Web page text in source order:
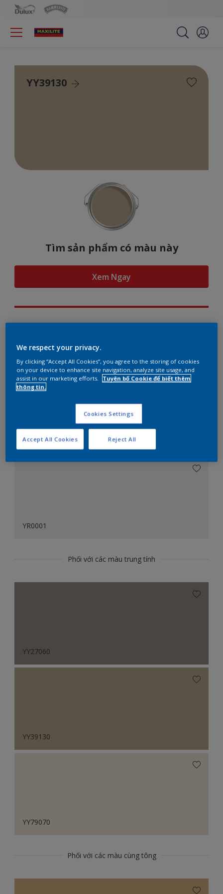
YY39130
Tìm sản phẩm có màu này
Xem Ngay
YR0001
Phối với các màu trung tính
YY27060
YY39130
YY79070
Phối với các màu cùng tông
We respect your privacy.
By clicking “Accept All Cookies”, you agree to the storing of cookies
on your device to enhance site navigation, analyze site usage, and
assist in our marketing efforts.
Tuyên bố Cookie để biết thêm
thông tin.
Cookies Settings
Reject All
Accept All Cookies